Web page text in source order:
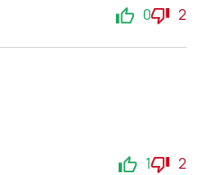
0 2
1 2